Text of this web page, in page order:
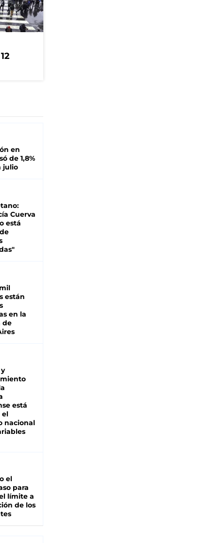
en
de 1,8%
julio
Cuerva
está
están
en la
de
está
el
nacional
el
para
límite a
de los